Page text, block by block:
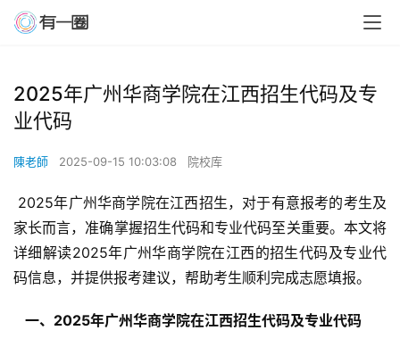
2025年广州华商学院在江西招生代码及专
业代码
陳老師 2025-09-15 10:03:08 院校库
家长而言，准确掌握招生代码和专业代码至关重要。本文将
详细解读2025年广州华商学院在江西的招生代码及专业代
码信息，并提供报考建议，帮助考生顺利完成志愿填报。
  一、2025年广州华商学院在江西招生代码及专业代码